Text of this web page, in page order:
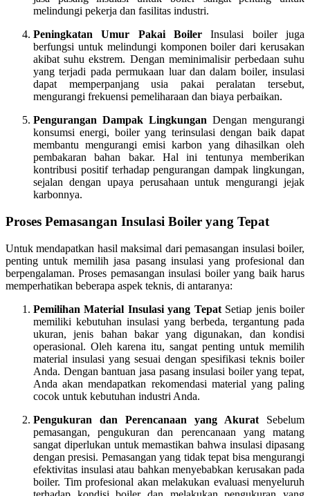
melindungi pekerja dan fasilitas industri.
Peningkatan Umur Pakai Boiler Insulasi boiler juga
berfungsi untuk melindungi komponen boiler dari kerusakan
akibat suhu ekstrem. Dengan meminimalisir perbedaan suhu
yang terjadi pada permukaan luar dan dalam boiler, insulasi
dapat memperpanjang usia pakai peralatan tersebut,
mengurangi frekuensi pemeliharaan dan biaya perbaikan.
Pengurangan Dampak Lingkungan Dengan mengurangi
konsumsi energi, boiler yang terinsulasi dengan baik dapat
membantu mengurangi emisi karbon yang dihasilkan oleh
pembakaran bahan bakar. Hal ini tentunya memberikan
kontribusi positif terhadap pengurangan dampak lingkungan,
sejalan dengan upaya perusahaan untuk mengurangi jejak
karbonnya.
Proses Pemasangan Insulasi Boiler yang Tepat
Untuk mendapatkan hasil maksimal dari pemasangan insulasi boiler,
penting untuk memilih jasa pasang insulasi yang profesional dan
berpengalaman. Proses pemasangan insulasi boiler yang baik harus
memperhatikan beberapa aspek teknis, di antaranya:
Pemilihan Material Insulasi yang TepatSetiap jenis boiler
memiliki kebutuhan insulasi yang berbeda, tergantung pada
ukuran, jenis bahan bakar yang digunakan, dan kondisi
operasional. Oleh karena itu, sangat penting untuk memilih
material insulasi yang sesuai dengan spesifikasi teknis boiler
Anda. Dengan bantuan jasa pasang insulasi boiler yang tepat,
Anda akan mendapatkan rekomendasi material yang paling
cocok untuk kebutuhan industri Anda.
Pengukuran dan Perencanaan yang Akurat Sebelum
pemasangan, pengukuran dan perencanaan yang matang
sangat diperlukan untuk memastikan bahwa insulasi dipasang
dengan presisi. Pemasangan yang tidak tepat bisa mengurangi
efektivitas insulasi atau bahkan menyebabkan kerusakan pada
boiler. Tim profesional akan melakukan evaluasi menyeluruh